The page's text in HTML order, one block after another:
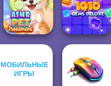
ASMR Pet
Treatment
10X10 Gems
Deluxe
МОБИЛЬНЫЕ
ИГРЫ